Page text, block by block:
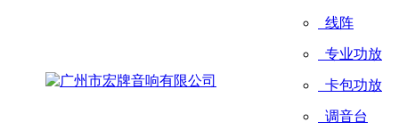
线阵
专业功放
卡包功放
调音台